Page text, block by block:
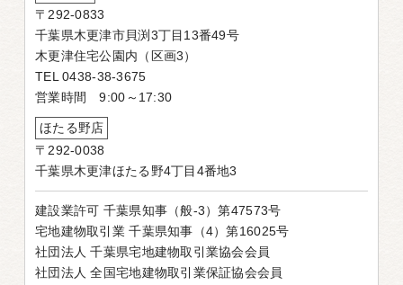
〒292-0833
千葉県木更津市貝渕3丁目13番49号
木更津住宅公園内（区画3）
TEL 0438-38-3675
営業時間 9:00～17:30
ほたる野店
〒292-0038
千葉県木更津ほたる野4丁目4番地3
建設業許可 千葉県知事（般-3）第47573号
宅地建物取引業 千葉県知事（4）第16025号
社団法人 千葉県宅地建物取引業協会会員
社団法人 全国宅地建物取引業保証協会会員